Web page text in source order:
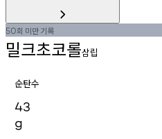
50회 미만기록
밀크초코롤삼립
순탄수
43
g